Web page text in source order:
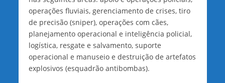
operações fluviais, gerenciamento de crises, tiro
de precisão (sniper), operações com cães,
planejamento operacional e inteligência policial,
logística, resgate e salvamento, suporte
operacional e manuseio e destruição de artefatos
explosivos (esquadrão antibombas).